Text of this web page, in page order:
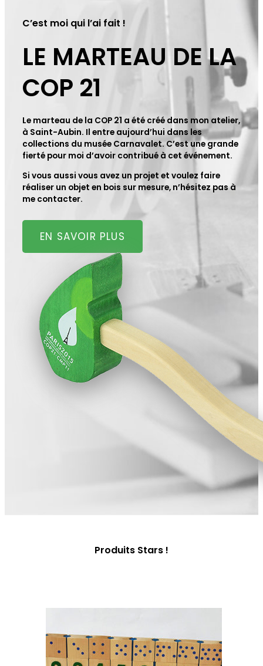
C’est moi qui l’ai fait !
LE MARTEAU DE LA
COP 21
Le marteau de la COP 21 a été créé dans mon atelier,
à Saint-Aubin. Il entre aujourd’hui dans les
collections du musée Carnavalet. C’est une grande
fierté pour moi d’avoir contribué à cet événement.
Si vous aussi vous avez un projet et voulez faire
réaliser un objet en bois sur mesure, n’hésitez pas à
me contacter.
EN SAVOIR PLUS
Produits Stars !